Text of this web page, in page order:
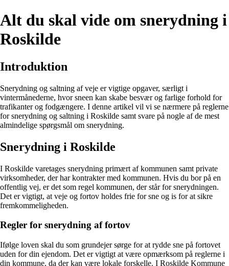
Alt du skal vide om snerydning i
Roskilde
Introduktion
Snerydning og saltning af veje er vigtige opgaver, særligt i
vintermånederne, hvor sneen kan skabe besvær og farlige forhold for
trafikanter og fodgængere. I denne artikel vil vi se nærmere på reglerne
for snerydning og saltning i Roskilde samt svare på nogle af de mest
almindelige spørgsmål om snerydning.
Snerydning i Roskilde
I Roskilde varetages snerydning primært af kommunen samt private
virksomheder, der har kontrakter med kommunen. Hvis du bor på en
offentlig vej, er det som regel kommunen, der står for snerydningen.
Det er vigtigt, at veje og fortov holdes frie for sne og is for at sikre
fremkommeligheden.
Regler for snerydning af fortov
Ifølge loven skal du som grundejer sørge for at rydde sne på fortovet
uden for din ejendom. Det er vigtigt at være opmærksom på reglerne i
din kommune, da der kan være lokale forskelle. I Roskilde Kommune